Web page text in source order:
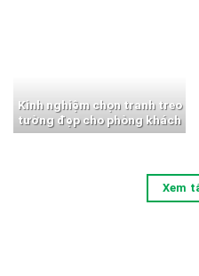
Kinh nghiệm chọn tranh treo
tường đẹp cho phòng khách
Xem